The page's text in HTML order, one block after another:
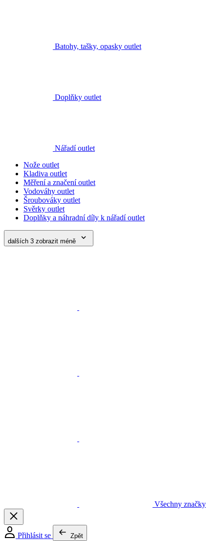
Vodováhy outlet
Svěrky outlet
Doplňky a náhradní díly k nářadí outlet
dalších 3 zobrazit méně
Pracovní oděvy
Vše v kategorii Pracovní oděvy